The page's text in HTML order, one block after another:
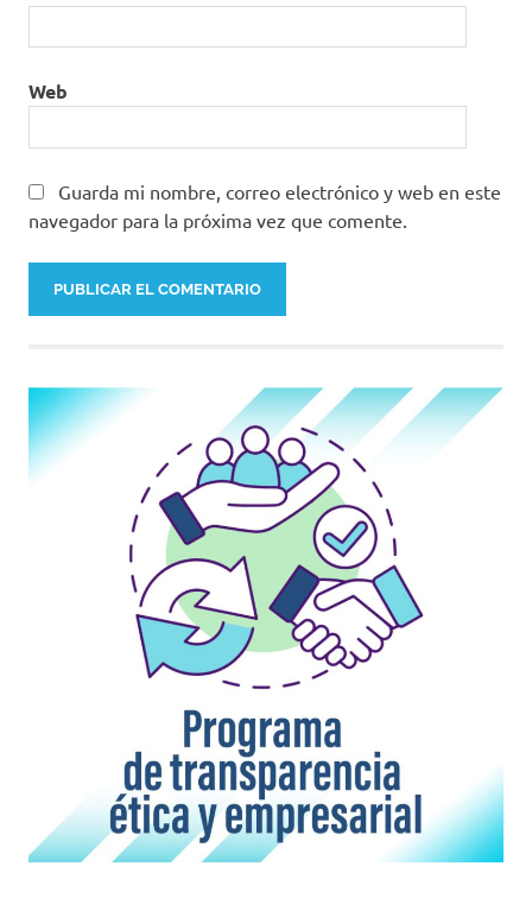
Web
Guarda mi nombre, correo electrónico y web en este
navegador para la próxima vez que comente.